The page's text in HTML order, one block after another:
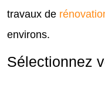
travaux de
environs.
Sélectionnez